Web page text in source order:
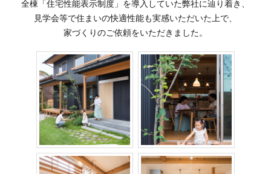
全棟「住宅性能表示制度」を導入していた弊社に辿り着き、
見学会等で住まいの快適性能も実感いただいた上で、
家づくりのご依頼をいただきました。